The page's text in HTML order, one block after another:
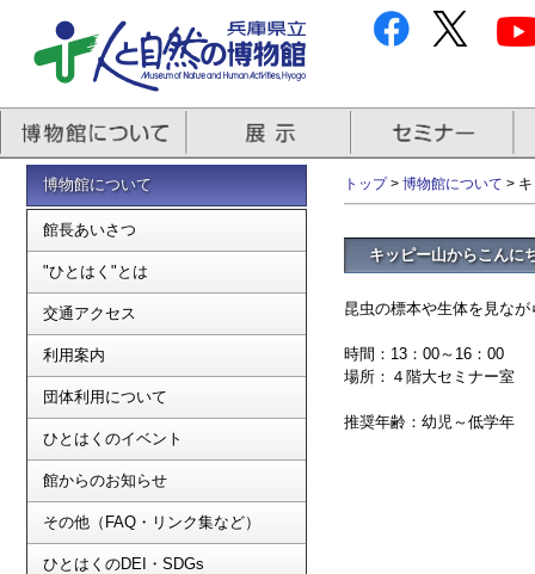
博物館について
館長あいさつ
"ひとはく"とは
交通アクセス
利用案内
団体利用について
ひとはくのイベント
館からのお知らせ
その他（FAQ・リンク集など）
ひとはくのDEI・SDGs
トップ> 博物館について >
キッピー山からこんに
昆虫の標本や生体を見な
時間：13：00～16：00
場所：４階大セミナー室
推奨年齢：幼児～低学年